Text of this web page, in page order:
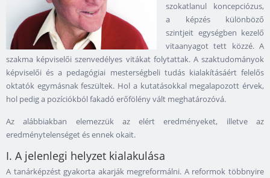
szokatlanul koncepciózus,
a képzés különböző
szintjeit egységben kezelő
vitaanyagot tett közzé. A
szakma képviselői szenvedélyes vitákat folytattak. A szaktudományok
képviselői és a pedagógiai mesterségbeli tudás kialakításáért felelős
oktatók egymásnak feszültek. Hol a kutatásokkal megalapozott érvek,
hol pedig a pozíciókból fakadó erőfölény vált meghatározóvá.
Az alábbiakban elemezzük az elért eredményeket, illetve az
eredménytelenséget és ennek okait.
I. A jelenlegi helyzet kialakulása
A tanárképzést gyakorta akarják megreformálni. A reformok többnyire